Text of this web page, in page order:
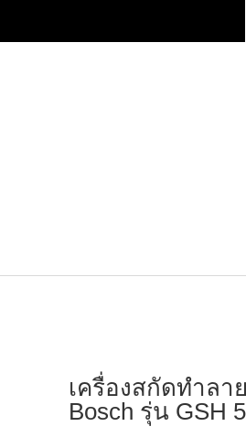
เครื่องสกัดทำลา
Bosch รุ่น GSH 5